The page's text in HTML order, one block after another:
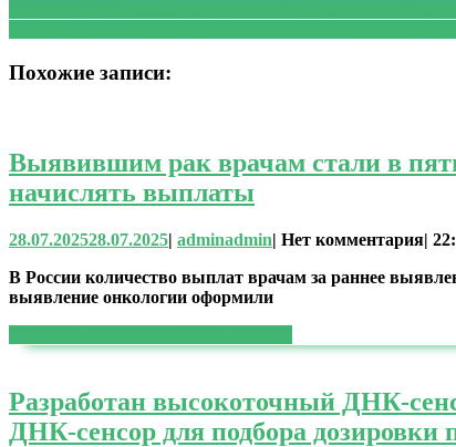
Похожие записи:
Выявившим рак врачам стали в
начислять выплаты
28.07.202528.07.2025| adminadmin| Нет комментария|
В России количество выплат врачам за раннее
выявление онкологии оформили
Разработан высокоточный ДНК-
ДНК-сенсор для подбора дозировки